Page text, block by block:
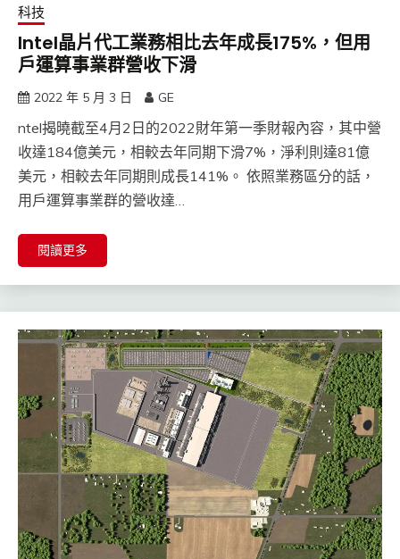
科技
Intel晶片代工業務相比去年成長175%，但用
戶運算事業群營收下滑
2022 年 5 月 3 日 GE
ntel揭曉截至4月2日的2022財年第一季財報內容，其中營
收達184億美元，相較去年同期下滑7%，淨利則達81億
美元，相較去年同期則成長141%。 依照業務區分的話，
用戶運算事業群的營收達…
閱讀更多